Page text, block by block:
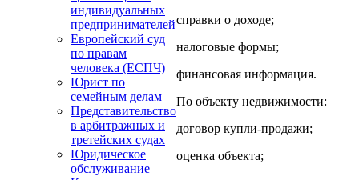
индивидуальных
предпринимателей
Европейский суд
по правам
человека (ЕСПЧ)
Юрист по
семейным делам
Представительство
в арбитражных и
третейских судах
Юридическое
обслуживание
справки о доходе;
налоговые формы;
финансовая информация.
По объекту недвижимости:
договор купли‑продажи;
оценка объекта;